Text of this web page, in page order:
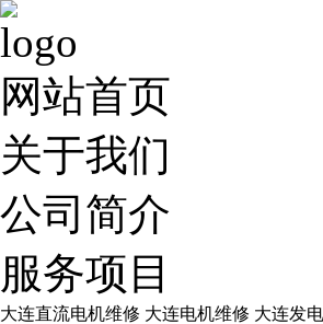
网站首页
关于我们
公司简介
服务项目
大连直流电机维修 大连电机维修 大连发